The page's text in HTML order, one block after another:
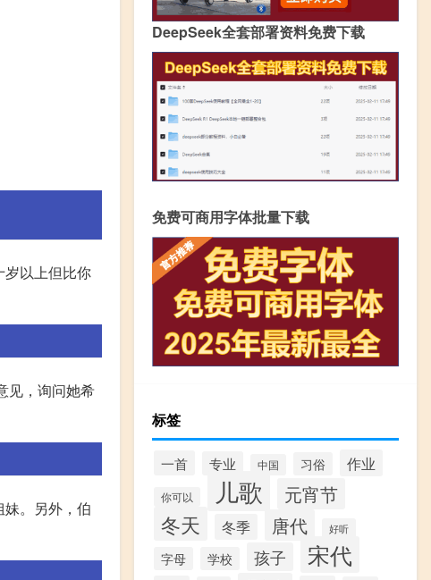
岁以上但比你
见，询问她希
。另外，伯
DeepSeek全套部署资料免费下载
免费可商用字体批量下载
标签
一首 专业 中国 习俗 作业
你可以 儿歌 元宵节
冬天 冬季 唐代 好听
字母 学校 孩子 宋代